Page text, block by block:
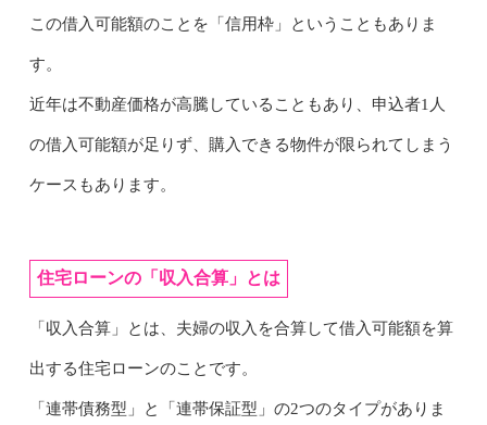
この借入可能額のことを「信用枠」ということもありま
す。
近年は不動産価格が高騰していることもあり、申込者1人
の借入可能額が足りず、購入できる物件が限られてしまう
ケースもあります。
住宅ローンの「収入合算」とは
「収入合算」とは、夫婦の収入を合算して借入可能額を算
出する住宅ローンのことです。
「連帯債務型」と「連帯保証型」の2つのタイプがありま